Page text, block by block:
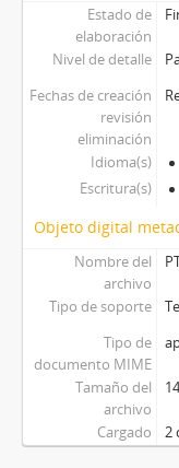
Estado de
elaboración
Nivel de detalle
Fechas de creación
revisión
eliminación
Idioma(s)
Escritura(s)
Objeto digital
Nombre del
archivo
Tipo de soporte
Tipo de
documento MIME
Tamaño del
archivo
Cargado 2